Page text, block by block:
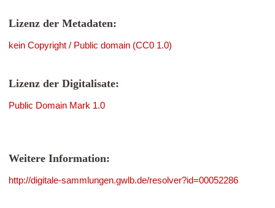
Lizenz der Metadaten:
kein Copyright / Public domain (CC0 1.0)
Lizenz der Digitalisate:
Public Domain Mark 1.0
Weitere Information:
http://digitale-sammlungen.gwlb.de/resolver?id=00052286